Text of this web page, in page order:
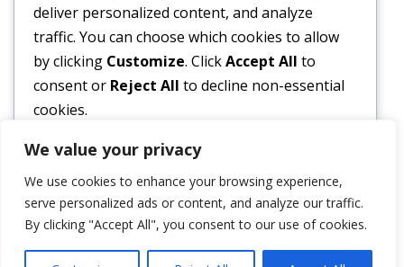
We value your privacy
We use cookies to enhance your browsing experience,
serve personalized ads or content, and analyze our traffic.
By clicking "Accept All", you consent to our use of cookies.
deliver personalized content, and analyze
traffic. You can choose which cookies to allow
by clicking Customize. ClickAccept All to
consent or Reject All to decline non-essential
cookies.
Customize
Reject All
Accept All